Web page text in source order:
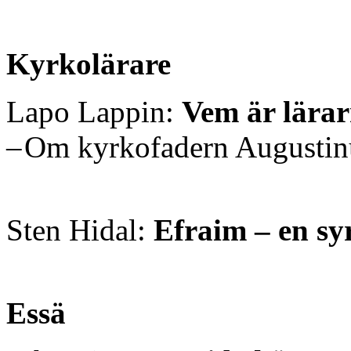
Kyrkolärare
Lapo Lappin: Vem är
– Om kyrkofadern
Sten Hidal: Efraim – en
Essä